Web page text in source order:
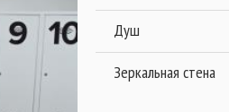
Душ
Зеркальная стена